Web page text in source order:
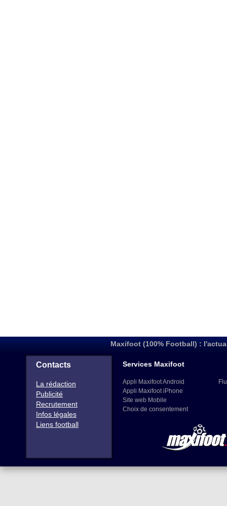
Maxifoot (100% Football) :
Contacts
La rédaction
Publicité
Recrutement
Infos légales
Liens football
Services Maxifoot
Appli Maxifoot Android
Appli Maxifoot iPhone
Site web Mobile
Choix de consentement